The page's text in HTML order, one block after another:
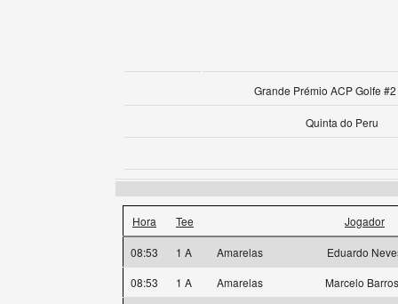
Grande Prémio ACP Golfe
Quinta do Peru
Hora Tee Jogador
08:53 1 A Amarelas
Eduardo
08:53
1 A Amarelas
Marcelo